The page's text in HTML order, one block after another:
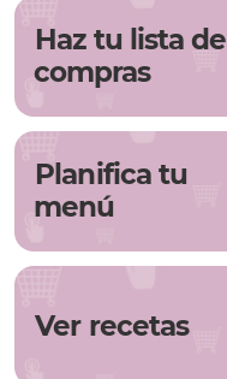
Haz tu lista de
compras
Planifica tu
menú
Ver recetas